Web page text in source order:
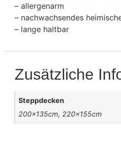
– allergenarm
– nachwachsendes
– lange haltbar
Zusätzliche
Steppdecken
200x135cm, 220x155cm